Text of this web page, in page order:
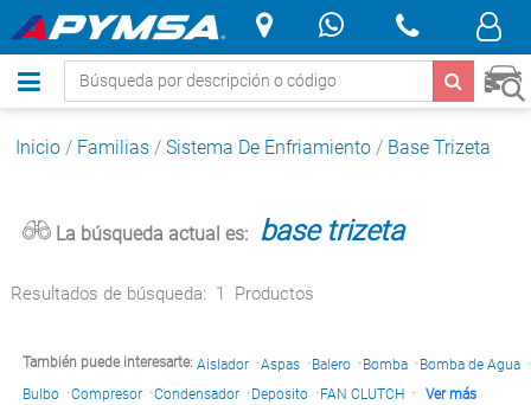
.
Inicio / Familias / Sistema De Enfriamiento / Base Trizeta
La búsqueda actual es: base trizeta
Resultados de búsqueda: 1 Productos
También puede interesarte: Aislador ·Aspas ·Balero ·Bomba ·Bomba de Agua ·
Bulbo ·Compresor ·Condensador ·Deposito ·FAN CLUTCH · Ver más